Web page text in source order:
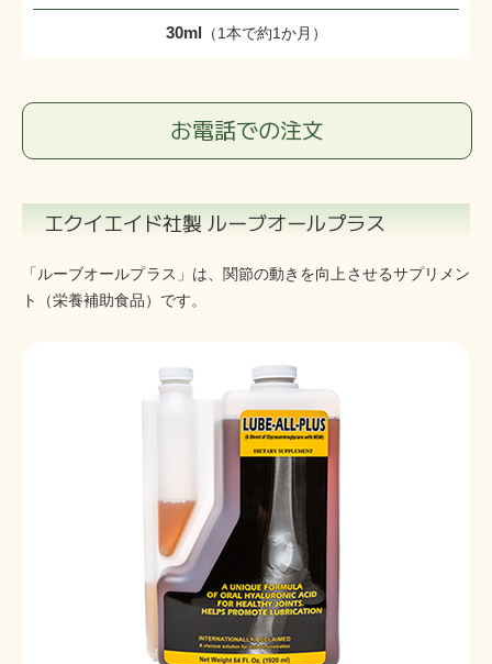
30ml （1本で約1か月）
お電話での注文
エクイエイド社製 ルーブオールプラス
「ルーブオールプラス」は、関節の動きを向上させるサプリメン
ト（栄養補助食品）です。